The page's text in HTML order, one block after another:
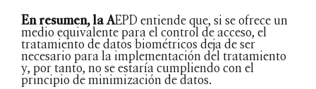
En resumen, la AEPD entiende que, si se ofrece un
medio equivalente para el control de acceso, el
tratamiento de datos biométricos deja de ser
necesario para la implementación del tratamiento
y, por tanto, no se estaría cumpliendo con el
principio de minimización de datos.